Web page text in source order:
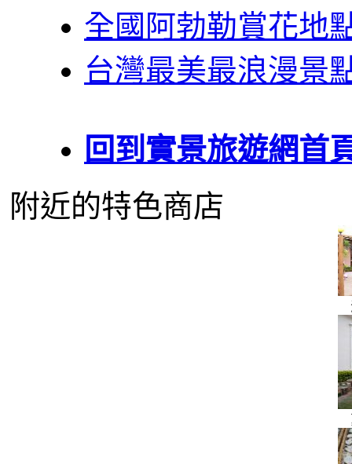
全國阿勃勒賞花地
台灣最美最浪漫景
回到實景旅遊網首
附近的特色商店